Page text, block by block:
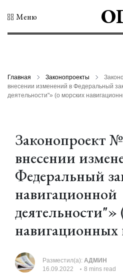
Меню
Главная Законопроекты
внесении изменений в Федеральный
деятельности"» (о морских
Законопроект
внесении
Федеральный
навигационной
навигационных
Разместил(а): АДМИН
16.09.2022
8 mins read